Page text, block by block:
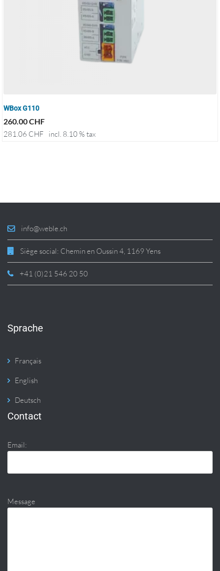
WBox G110
260.00CHF
281.06 CHF incl. 8.10 % tax
info@weble.ch
Siège social: Chemin en Oussin 4, 1169 Yens
+41 (0)21 546 20 50
Sprache
Français
English
Deutsch
Contact
Email:
Message